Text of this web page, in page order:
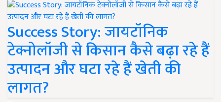
Success Story: जायटॉनिक
टेक्नोलॉजी से किसान कैसे बढ़ा रहे हैं
उत्पादन और घटा रहे हैं खेती की
लागत?